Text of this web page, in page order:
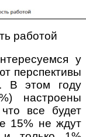
работой
у
перспективы
В этом году
настроены
все будет
15% не ждут